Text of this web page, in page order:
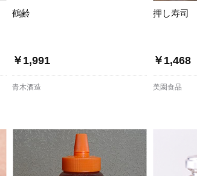
鶴齢
￥1,991
青木酒造
押し寿司
￥1,468
美園食品